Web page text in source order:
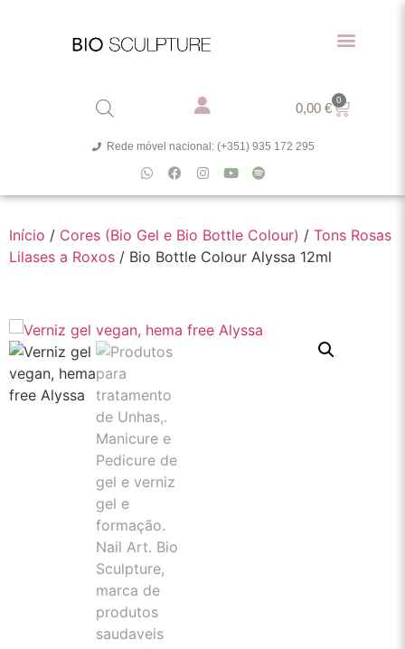
0,00€
0
Rede móvel nacional: (+351) 935 172 295
Início / Cores (Bio Gel e Bio Bottle Colour) / Tons Rosas
Lilases a Roxos / Bio Bottle Colour Alyssa 12ml